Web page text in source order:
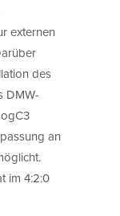
externen
des
DMW-
an
im 4:2:0